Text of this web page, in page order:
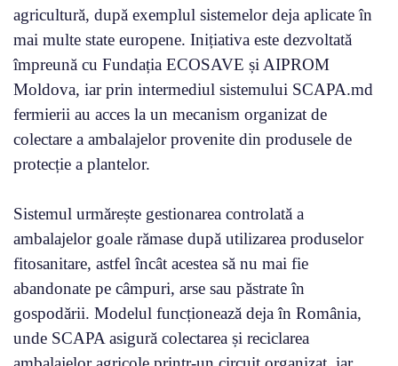
agricultură, după exemplul sistemelor deja aplicate în
mai multe state europene. Inițiativa este dezvoltată
împreună cu Fundația ECOSAVE și AIPROM
Moldova, iar prin intermediul sistemului SCAPA.md
fermierii au acces la un mecanism organizat de
colectare a ambalajelor provenite din produsele de
protecție a plantelor.
Sistemul urmărește gestionarea controlată a
ambalajelor goale rămase după utilizarea produselor
fitosanitare, astfel încât acestea să nu mai fie
abandonate pe câmpuri, arse sau păstrate în
gospodării. Modelul funcționează deja în România,
unde SCAPA asigură colectarea și reciclarea